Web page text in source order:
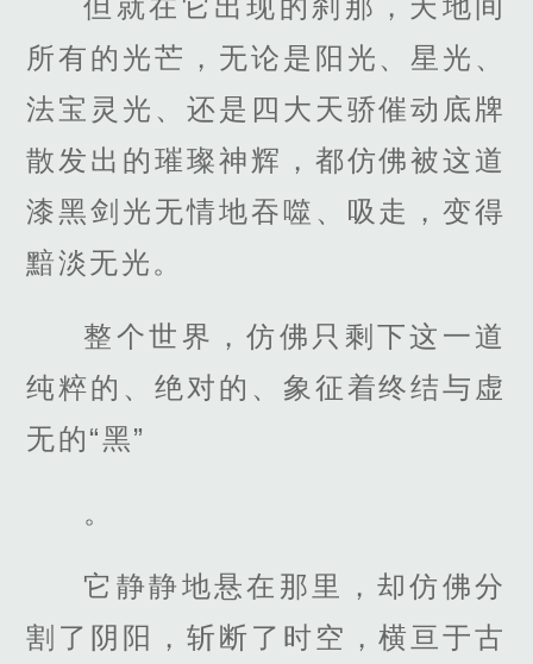
所有的光芒，无论是阳光、星光、
法宝灵光、还是四大天骄催动底牌
散发出的璀璨神辉，都仿佛被这道
漆黑剑光无情地吞噬、吸走，变得
黯淡无光。
整个世界，仿佛只剩下这一道
纯粹的、绝对的、象征着终结与虚
无的“黑”
。
它静静地悬在那里，却仿佛分
割了阴阳，斩断了时空，横亘于古